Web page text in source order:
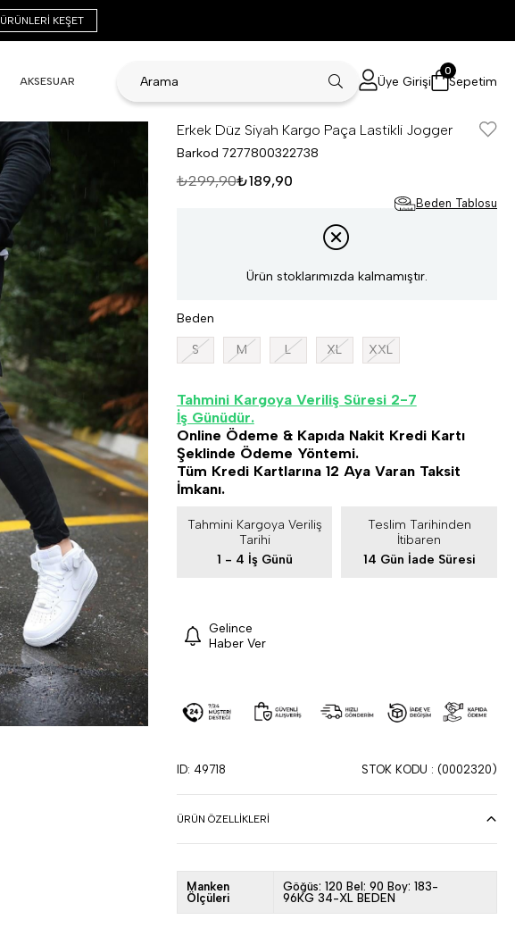
ÜRÜNLERİ KEŞET
AKSESUAR Üye Girişi Sepetim
0
Erkek Düz Siyah Kargo Paça Lastikli Jogger
Barkod 7277800322738
₺299,90₺189,90
Beden Tablosu
Ürün stoklarımızda kalmamıştır.
Beden
S M L XL XXL
Tahmini Kargoya Veriliş Süresi 2-7
İş Günüdür.
Online Ödeme & Kapıda Nakit Kredi Kartı
Şeklinde Ödeme Yöntemi.
Tüm Kredi Kartlarına 12 Aya Varan Taksit
İmkanı.
Tahmini Kargoya Veriliş
Tarihi
1 - 4 İş Günü
Teslim Tarihinden
İtibaren
14 Gün İade Süresi
Gelince
Haber Ver
ID: 49718 STOK KODU (0002320)
ÜRÜN ÖZELLIKLERI
Manken
Ölçüleri
Göğüs: 120 Bel: 90 Boy: 183-
96KG 34-XL BEDEN